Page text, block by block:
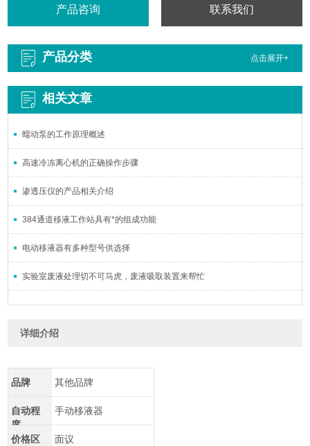
产品咨询 联系我们
产品分类 点击展开+
相关文章
蠕动泵的工作原理概述
高速冷冻离心机的正确操作步骤
渗透压仪的产品相关介绍
384通道移液工作站具有*的组成功能
电动移液器有多种型号供选择
实验室废液处理切不可马虎，废液吸取装置来帮忙
详细介绍
品牌 其他品牌
自动程
度
手动移液器
价格区
面议